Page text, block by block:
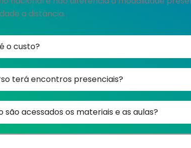
a distância.
o custo?​
terá encontros presenciais?
são acessados os materiais e as aulas?​